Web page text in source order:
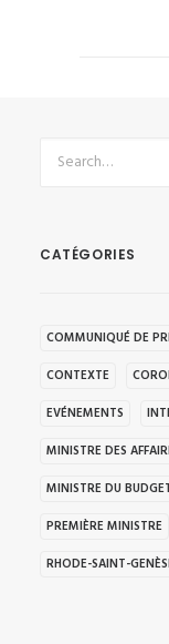
CATÉGORIES
COMMUNIQUÉ DE
CONTEXTE
EVÉNEMENTS
MINISTRE DES
MINISTRE DU
PREMIÈRE MINISTRE
RHODE-SAINT-